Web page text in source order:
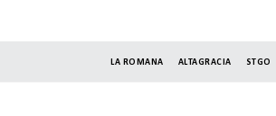
LA ROMANA ALTAGRACIA STGO